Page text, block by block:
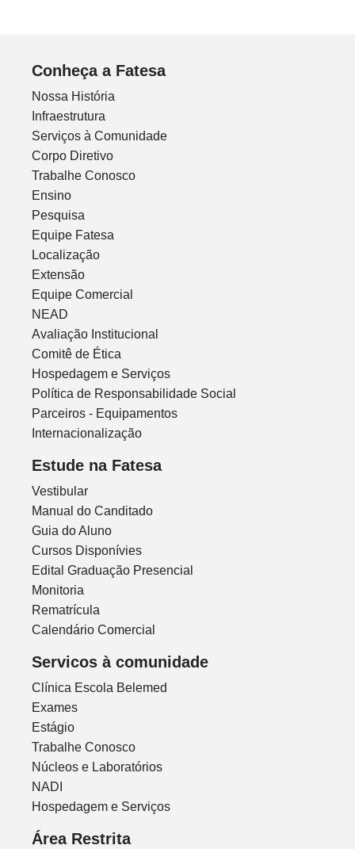
Conheça a Fatesa
Nossa História
Infraestrutura
Serviços à Comunidade
Corpo Diretivo
Trabalhe Conosco
Ensino
Pesquisa
Equipe Fatesa
Localização
Extensão
Equipe Comercial
NEAD
Avaliação Institucional
Comitê de Ética
Hospedagem e Serviços
Política de Responsabilidade Social
Parceiros - Equipamentos
Internacionalização
Estude na Fatesa
Vestibular
Manual do Canditado
Guia do Aluno
Cursos Disponívies
Edital Graduação Presencial
Monitoria
Rematrícula
Calendário Comercial
Servicos à comunidade
Clínica Escola Belemed
Exames
Estágio
Trabalhe Conosco
Núcleos e Laboratórios
NADI
Hospedagem e Serviços
Área Restrita